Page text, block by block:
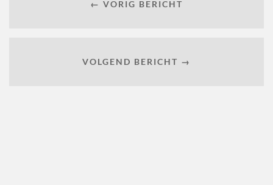
← VORIG BERICHT
VOLGEND BERICHT →